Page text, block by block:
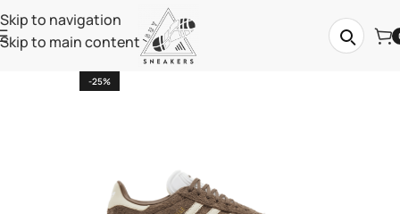
Skip to navigation
Skip to main content
-25%